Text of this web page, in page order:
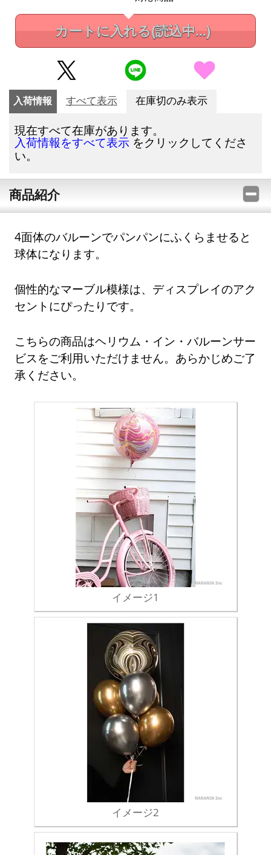
カートに入れる(読込中...)
入荷情報 すべて表示 在庫切のみ表示
現在すべて在庫があります。
入荷情報をすべて表示 をクリックしてくださ
い。
商品紹介
4面体のバルーンでパンパンにふくらませると
球体になります。
個性的なマーブル模様は、ディスプレイのアク
セントにぴったりです。
こちらの商品はヘリウム・イン・バルーンサー
ビスをご利用いただけません。あらかじめご了
承ください。
イメージ1
イメージ2